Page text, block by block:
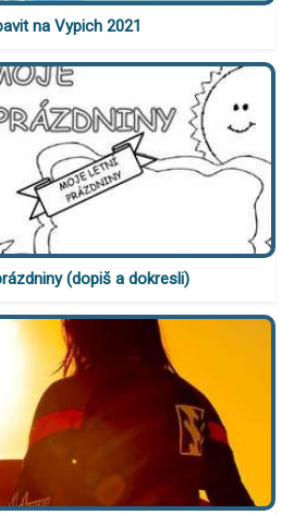
na Vypich 2021
(dopiš a dokresli)